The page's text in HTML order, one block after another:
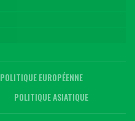
POLITIQUE EUROPÉENNE
POLITIQUE ASIATIQUE